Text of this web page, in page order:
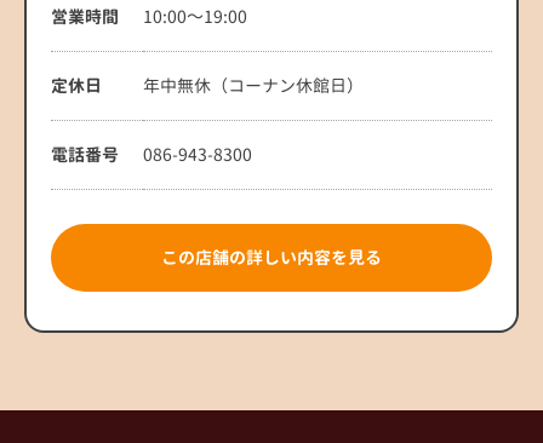
営業時間 10:00～19:00
定休日 年中無休（コーナン休館日）
電話番号 086-943-8300
この店舗の詳しい内容を見る